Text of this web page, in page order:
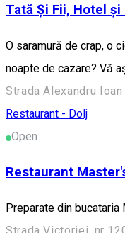
Tată Și Fii, Hotel
O saramură de crap, o
noapte de cazare? Vă
Strada Alexandru
Restaurant - Dolj
Open
Restaurant
Preparate din bucataria